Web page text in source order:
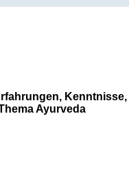
Ayurveda